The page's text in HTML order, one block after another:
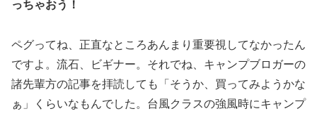
っちゃおう！
ペグってね、正直なところあんまり重要視してなかったん
ですよ。流石、ビギナー。それでね、キャンプブロガーの
諸先輩方の記事を拝読しても「そうか、買ってみようかな
ぁ」くらいなもんでした。台風クラスの強風時にキャンプ